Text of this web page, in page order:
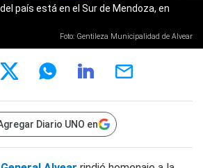
país está en el Sur de Mendoza, en
Foto: Gentileza Municipalidad de Alvear
Diario UNO en